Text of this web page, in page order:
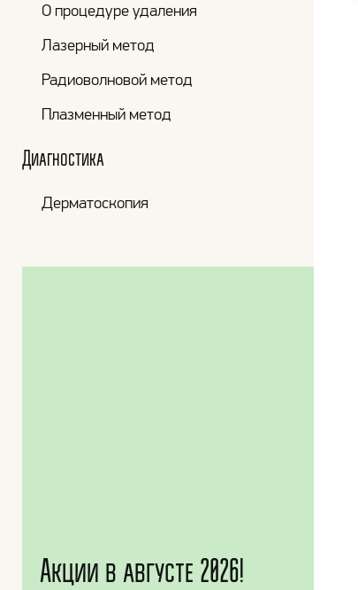
О процедуре удаления
Лазерный метод
Радиоволновой метод
Плазменный метод
Диагностика
Дерматоскопия
Акции в августе 2026!